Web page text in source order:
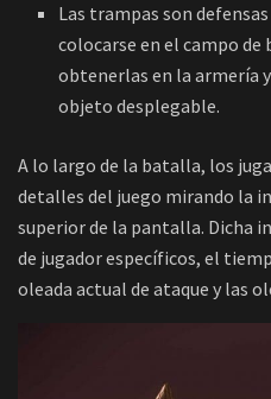
Las trampas son
colocarse en el campo de
obtenerlas en la armería
objeto desplegable.
A lo largo de la batalla, los
detalles del juego mirando la
superior de la pantalla. Dicha
de jugador específicos, el
oleada actual de ataque y las